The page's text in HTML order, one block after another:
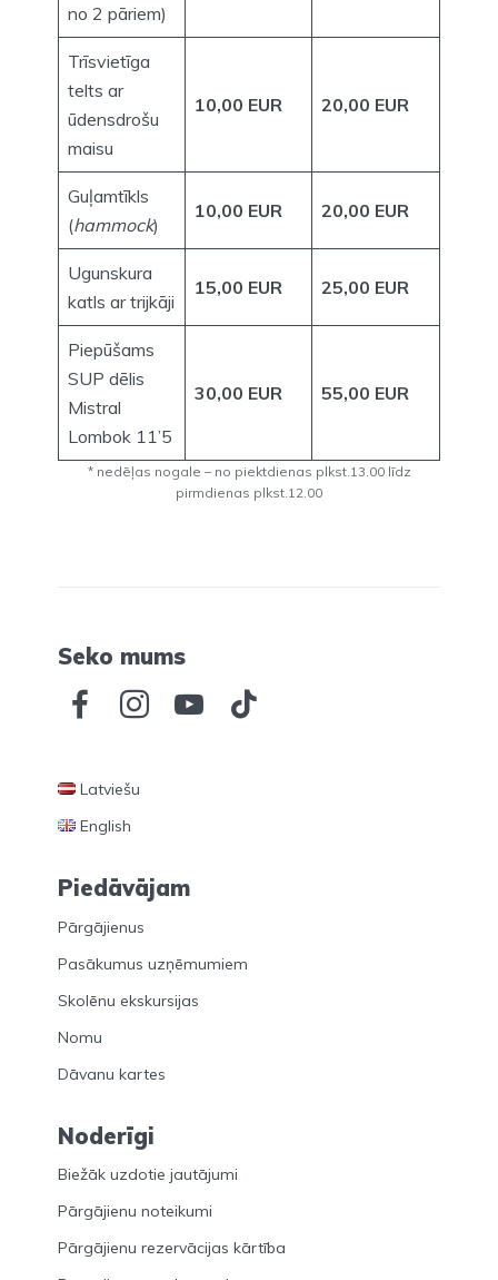
no 2 pāriem)
Trīsvietīga
telts ar
ūdensdrošu
maisu
10,00 EUR 20,00 EUR
Guļamtīkls
(hammock)
10,00 EUR 20,00 EUR
Ugunskura
katls ar trijkāji
15,00 EUR 25,00 EUR
Piepūšams
SUP dēlis
Mistral
Lombok 11’5
30,00 EUR 55,00 EUR
* nedēļas nogale – no piektdienas plkst.13.00 līdz
pirmdienas plkst.12.00
Seko mums
Latviešu
English
Piedāvājam
Pārgājienus
Pasākumus uzņēmumiem
Skolēnu ekskursijas
Nomu
Dāvanu kartes
Noderīgi
Biežāk uzdotie jautājumi
Pārgājienu noteikumi
Pārgājienu rezervācijas kārtība